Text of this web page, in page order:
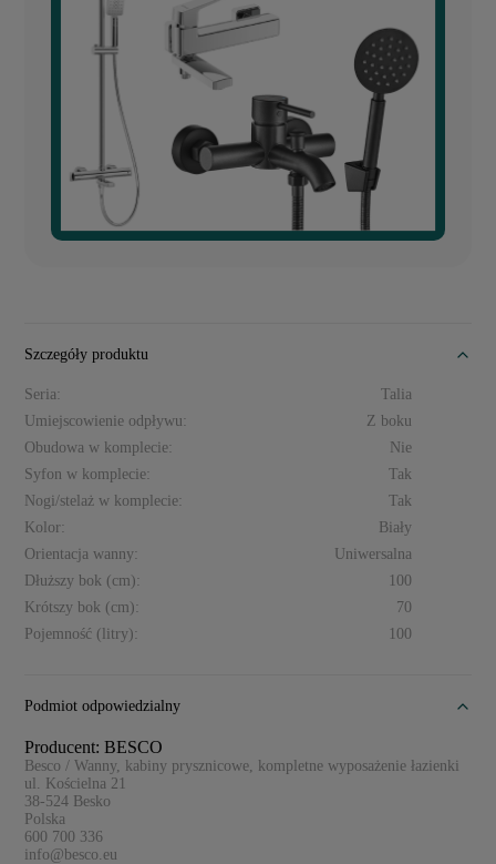
Szczegóły produktu
Seria:
Talia
Umiejscowienie odpływu:
Z boku
Obudowa w komplecie:
Nie
Syfon w komplecie:
Tak
Nogi/stelaż w komplecie:
Tak
Kolor:
Biały
Orientacja wanny:
Uniwersalna
Dłuższy bok (cm):
100
Krótszy bok (cm):
70
Pojemność (litry):
100
Podmiot odpowiedzialny
Producent: BESCO
Besco / Wanny, kabiny prysznicowe, kompletne wyposażenie łazienki
ul. Kościelna 21
38-524 Besko
Polska
600 700 336
info@besco.eu